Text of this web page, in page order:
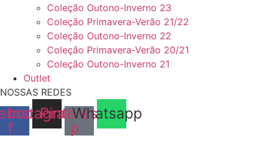
Coleção Outono-Inverno 23
Coleção Primavera-Verão 21/22
Coleção Outono-Inverno 22
Coleção Primavera-Verão 20/21
Coleção Outono-Inverno 21
Outlet
NOSSAS REDES
f
Instagram
Pinterest-
p
Whatsapp